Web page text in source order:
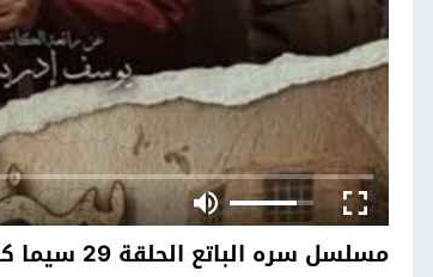
مسلسل سره الباتع الحلقة 29 سيما كلوب